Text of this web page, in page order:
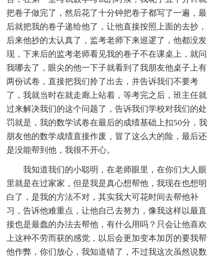
把卷子做完了，然后花了十分钟把卷子都写了一遍，最
后就把我的卷子递给他了，让他直接按照上面的去抄，
后来他抄的太认真了，监考老师下来巡逻了，他都没发
现，下来后的监考老师看见我的卷子不在课桌上，就问
我哪去了，眼尖的他一下子就看到了我朋友他桌子上有
两份试卷，直接把我们拎了出去，并告诉我们不要考
了，我就当时在就走廊上站着，等考完之后，班主任就
过来解决我们的这个问题了，告诉我们学校对我们的处
罚就是，我的数学试卷在最后的成绩基础上扣50分，我
朋友他的数学成绩直接作废，冒了这么大的险，最后还
是没能帮到他，我很不开心。
我知道我们的小聪明，在老师眼里，在你们大人眼
里就是在过家家，但是我是真心想帮他，我现在也想明
白了，是我的方法不对，其实我大可花时间去帮他补
习，告诉他难重点，让他自己去努力，像我这样以最直
接也是最蠢的办法去帮他，有什么用吗？只会让他喜欢
上这种不劳而获的感觉，以后会更加变本加厉的要我帮
他作弊，你们放心，我知道错了，不过我这次虽然说数